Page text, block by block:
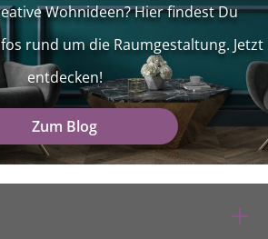
Wohnideen? Hier findest Du
rund um die Raumgestaltung. Jetzt
entdecken!
Zum Blog